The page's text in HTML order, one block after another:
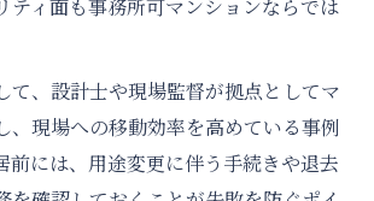
ティ面も事務所可マンションならでは
て、設計士や現場監督が拠点としてマ
、現場への移動効率を高めている事例
前には、用途変更に伴う手続きや退去